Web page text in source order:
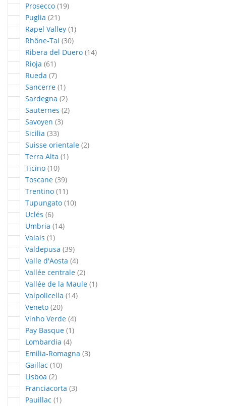
Prosecco 19articles
Puglia 21articles
Rapel Valley 1article
Rhône-Tal 30articles
Ribera del Duero 14articles
Rioja 61articles
Rueda 7articles
Sancerre 1article
Sardegna 2articles
Sauternes 2articles
Savoyen 3articles
Sicilia 33articles
Suisse orientale 2articles
Terra Alta 1article
Ticino 10articles
Toscane 39articles
Trentino 11articles
Tupungato 10articles
Uclés 6articles
Umbria 14articles
Valais 1article
Valdepusa 39articles
Valle d'Aosta 4articles
Vallée centrale 2articles
Vallée de la Maule 1article
Valpolicella 14articles
Veneto 20articles
Vinho Verde 4articles
Pay Basque 1article
Lombardia 4articles
Emilia-Romagna 3articles
Gaillac 10articles
Lisboa 2articles
Franciacorta 3articles
Pauillac 1article